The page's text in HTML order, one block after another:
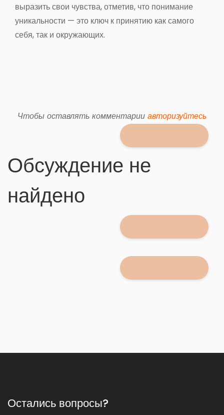
выразить свои чувства, отметив, что понимание
уникальности — это ключ к принятию как самого
себя, так и окружающих.
Чтобы оставлять комментарии авторизуйтесь
Обсуждение не
найдено
Остались вопросы?